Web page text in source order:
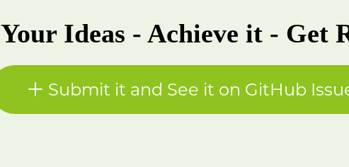
Ideas - Achieve it - Get
Submit it and See it on GitHub